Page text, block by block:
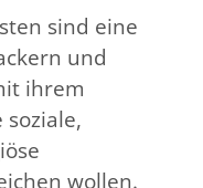
sind eine
und
ihrem
wollen.